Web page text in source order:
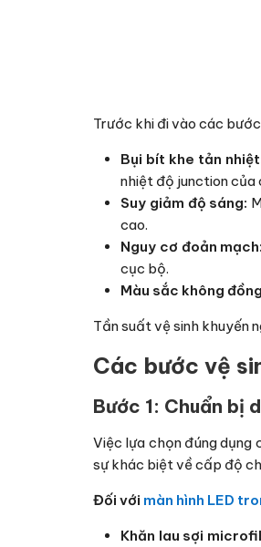
Trước khi đi vào các
Bụi bít khe tản
nhiệt độ junction của
Suy giảm độ sáng:
cao.
Nguy cơ đoản mạch:
cục bộ.
Màu sắc không
Tần suất vệ sinh khuyến
Các bước vệ
Bước 1: Chuẩn bị
Việc lựa chọn đúng dụng
sự khác biệt về cấp độ
Đối với màn hình LED
Khăn lau sợi